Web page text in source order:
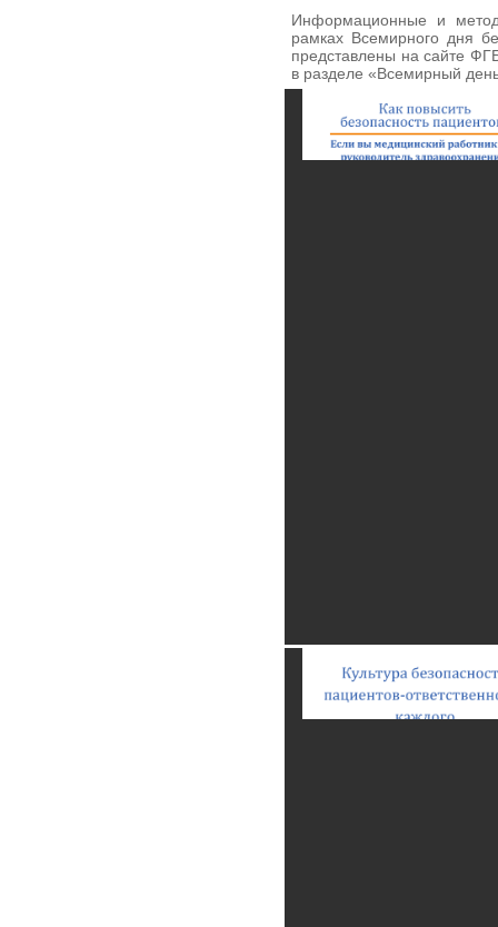
Информационные и
рамках Всемирного дня
представлены на сайте
в разделе «Всемирный